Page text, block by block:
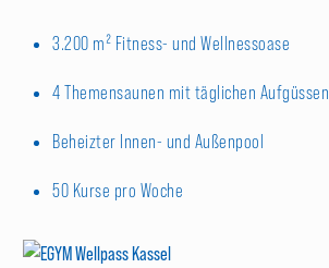
3.200 m² Fitness- und Wellnessoase
4 Themensaunen mit täglichen Aufgüssen
Beheizter Innen- und Außenpool
50 Kurse pro Woche